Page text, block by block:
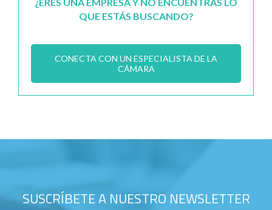
¿ERES UNA EMPRESA Y NO ENCUENTRAS LO
QUE ESTÁS BUSCANDO?
CONECTA CON UN ESPECIALISTA DE LA
CÁMARA
SUSCRÍBETE A NUESTRO NEWSLETTER